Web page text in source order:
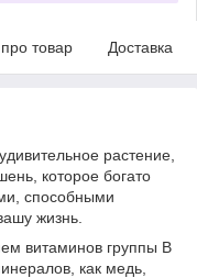
про товар Доставка
растение,
которое богато
способными
жизнь.
витаминов группы B
как медь,